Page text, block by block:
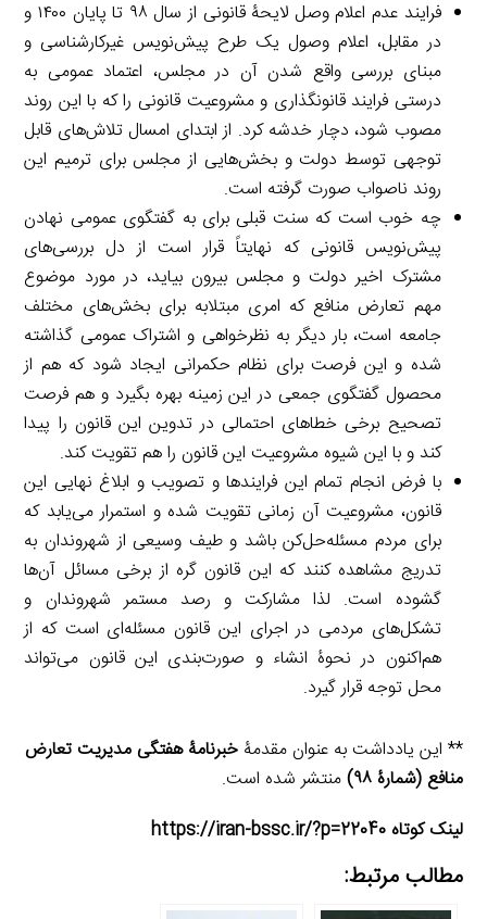
فرایند عدم اعلام وصل لایحۀ قانونی از سال ۹۸ تا پایان ۱۴۰۰ و
در مقابل، اعلام وصول یک طرح پیش‌نویس غیرکارشناسی و
مبنای بررسی واقع شدن آن در مجلس، اعتماد عمومی به
درستی فرایند قانونگذاری و مشروعیت قانونی را که با این روند
مصوب شود، دچار خدشه کرد. از ابتدای امسال تلاش‌های قابل
توجهی توسط دولت و بخش‌هایی از مجلس برای ترمیم این
روند ناصواب صورت گرفته است.
چه خوب است که سنت قبلی برای به گفتگوی عمومی نهادن
پیش‌نویس قانونی که نهایتاً قرار است از دل بررسی‌های
مشترک اخیر دولت و مجلس بیرون بیاید، در مورد موضوع
مهم تعارض منافع که امری مبتلابه برای بخش‌های مختلف
جامعه است، بار دیگر به نظرخواهی و اشتراک عمومی گذاشته
شده و این فرصت برای نظام حکمرانی ایجاد شود که هم از
محصول گفتگوی جمعی در این زمینه بهره بگیرد و هم فرصت
تصحیح برخی خطاهای احتمالی در تدوین این قانون را پیدا
کند و با این شیوه مشروعیت این قانون را هم تقویت کند.
با فرض انجام تمام این فرایندها و تصویب و ابلاغ نهایی این
قانون، مشروعیت آن زمانی تقویت شده و استمرار می‌یابد که
برای مردم مسئله‌حل‌کن باشد و طیف وسیعی از شهروندان به
تدریج مشاهده کنند که این قانون گره از برخی مسائل آن‌ها
گشوده است. لذا مشارکت و رصد مستمر شهروندان و
تشکل‌های مردمی در اجرای این قانون مسئله‌ای است که از
هم‌اکنون در نحوۀ انشاء و صورت‌بندی این قانون می‌تواند
محل توجه قرار گیرد.
** این یادداشت به عنوان مقدمۀخبرنامۀ هفتگی مدیریت تعارض
منافع (شمارۀ ۹۸)
منتشر شده است.
لینک کوتاه https://iran-bssc.ir/?p=22040
مطالب مرتبط: